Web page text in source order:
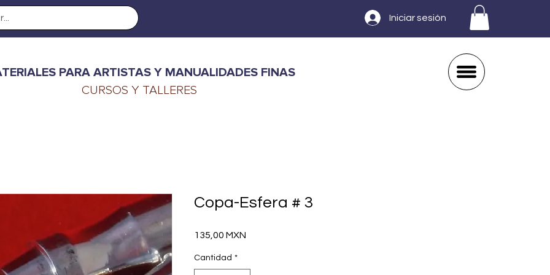
Iniciar sesión
PARA ARTISTAS Y MANUALIDADES FINAS
CURSOS Y TALLERES
Copa-Esfera # 3
135,00 MXN
Cantidad *